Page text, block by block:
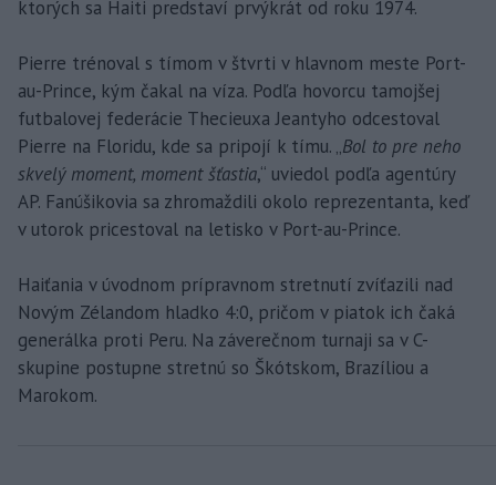
ktorých sa Haiti predstaví prvýkrát od roku 1974.
Pierre trénoval s tímom v štvrti v hlavnom meste Port-
au-Prince, kým čakal na víza. Podľa hovorcu tamojšej
futbalovej federácie Thecieuxa Jeantyho odcestoval
Pierre na Floridu, kde sa pripojí k tímu. „Bol to pre neho
skvelý moment, moment šťastia,“ uviedol podľa agentúry
AP. Fanúšikovia sa zhromaždili okolo reprezentanta, keď
v utorok pricestoval na letisko v Port-au-Prince.
Haiťania v úvodnom prípravnom stretnutí zvíťazili nad
Novým Zélandom hladko 4:0, pričom v piatok ich čaká
generálka proti Peru. Na záverečnom turnaji sa v C-
skupine postupne stretnú so Škótskom, Brazíliou a
Marokom.